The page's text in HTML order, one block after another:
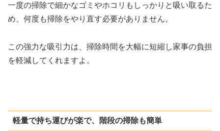
一度の掃除で細かなゴミやホコリもしっかりと吸い取るた
め、何度も掃除をやり直す必要がありません。
この強力な吸引力は、掃除時間を大幅に短縮し家事の負担
を軽減してくれますよ。
軽量で持ち運びが楽で、階段の掃除も簡単